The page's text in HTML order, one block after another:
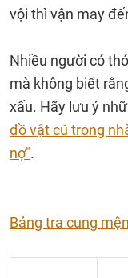
vội thì vận may
Nhiều người có
mà không biết
xấu. Hãy lưu ý
đồ vật cũ trong
nợ".
Bảng tra cung